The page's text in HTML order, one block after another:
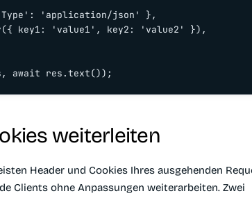
'application/json' },
key1: 'value1', key2: 'value2' }),
await res.text());
weiterleiten
Header und Cookies Ihres ausgehenden
Clients ohne Anpassungen weiterarbeiten. Zwei